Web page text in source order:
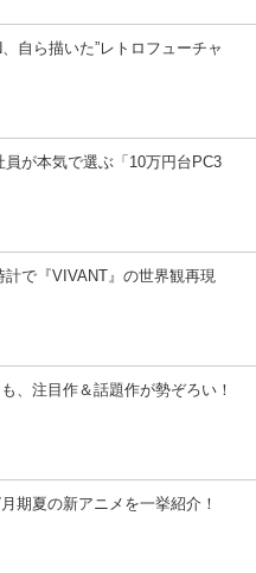
自ら描いた”レトロフューチャ
が本気で選ぶ「10万円台PC3
計で『VIVANT』の世界観再現
、注目作＆話題作が勢ぞろい！
期夏の新アニメを一挙紹介！